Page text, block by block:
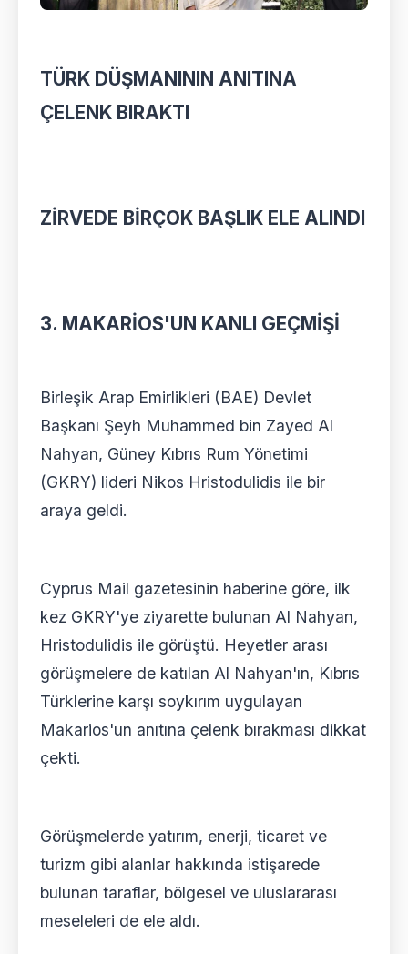
TÜRK DÜŞMANININ ANITINA
ÇELENK BIRAKTI
ZİRVEDE BİRÇOK BAŞLIK ELE ALINDI
3. MAKARİOS'UN KANLI GEÇMİŞİ
Birleşik Arap Emirlikleri (BAE) Devlet
Başkanı Şeyh Muhammed bin Zayed Al
Nahyan, Güney Kıbrıs Rum Yönetimi
(GKRY) lideri Nikos Hristodulidis ile bir
araya geldi.
Cyprus Mail gazetesinin haberine göre, ilk
kez GKRY'ye ziyarette bulunan Al Nahyan,
Hristodulidis ile görüştü. Heyetler arası
görüşmelere de katılan Al Nahyan'ın, Kıbrıs
Türklerine karşı soykırım uygulayan
Makarios'un anıtına çelenk bırakması dikkat
çekti.
Görüşmelerde yatırım, enerji, ticaret ve
turizm gibi alanlar hakkında istişarede
bulunan taraflar, bölgesel ve uluslararası
meseleleri de ele aldı.